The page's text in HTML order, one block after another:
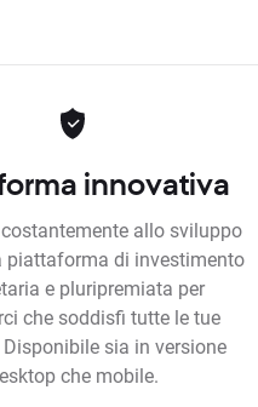
innovativa
allo sviluppo
piattaforma di investimento
e pluripremiata per
che soddisfi tutte le tue
Disponibile sia in versione
che mobile.